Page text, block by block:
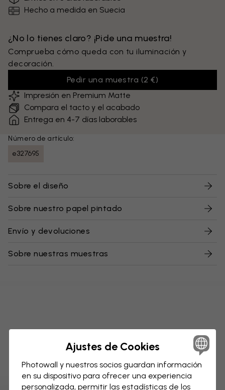
Hecho a medida en Suecia
¿No lo tienes claro? ¡Pide una muestra!
Comprueba cómo queda con tu iluminación y
decoración.
Pedir una muestra (2 €)
Impresión en Premium Matte
Compara el tacto y el acabado
Entrega en 4-7 días laborables
Número de artículo:
e327695
Sobre el diseño
Sobre nuestro papel pintado
Envío y devoluciones
Sobre nuestras muestras
Ajustes de Cookies
Photowall y nuestros socios guardan información
en su dispositivo para ofrecer una experiencia
personalizada, permitir las estadísticas de los